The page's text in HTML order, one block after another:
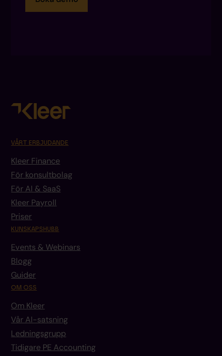
VÅRT ERBJUDANDE
Kleer Finance
För konsultbolag
För AI & SaaS
Kleer Payroll
Priser
KUNSKAPSHUBB
Events & Webinars
Blogg
Guider
OM OSS
Om Kleer
Vår AI-satsning
Ledningsgrupp
Tidigare PE Accounting